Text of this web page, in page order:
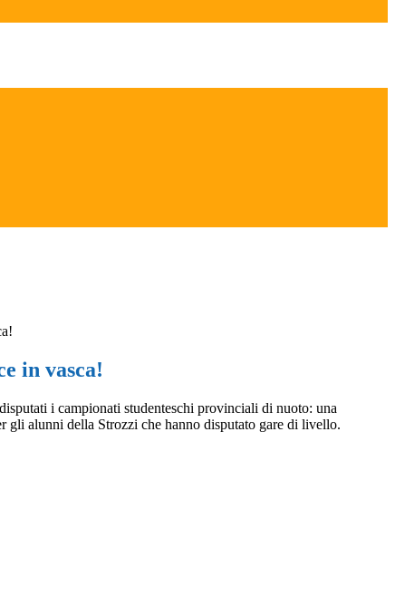
in vasca!
i campionati studenteschi provinciali di nuoto: una
gli alunni della Strozzi che hanno disputato gare di livello.